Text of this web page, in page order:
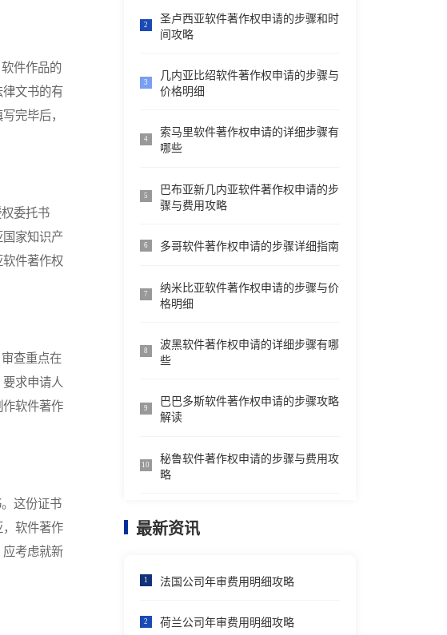
件作品的
文书的有
完毕后，
委托书
家知识产
件著作权
查重点在
求申请人
软件著作
这份证书
软件著作
考虑就新
2
圣卢西亚软件著作权申请的步骤和时
间攻略
3
几内亚比绍软件著作权申请的步骤与
价格明细
4
索马里软件著作权申请的详细步骤有
哪些
5
巴布亚新几内亚软件著作权申请的步
骤与费用攻略
6 多哥软件著作权申请的步骤详细指南
7
纳米比亚软件著作权申请的步骤与价
格明细
8
波黑软件著作权申请的详细步骤有哪
些
9
巴巴多斯软件著作权申请的步骤攻略
解读
10
秘鲁软件著作权申请的步骤与费用攻
略
最新资讯
1 法国公司年审费用明细攻略
2 荷兰公司年审费用明细攻略